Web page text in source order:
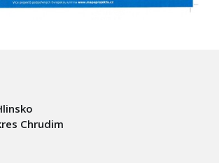
Chrudim